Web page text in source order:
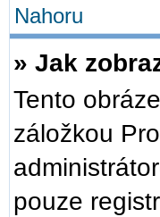
Nahoru
» Jak
Tento
záložkou
pouze